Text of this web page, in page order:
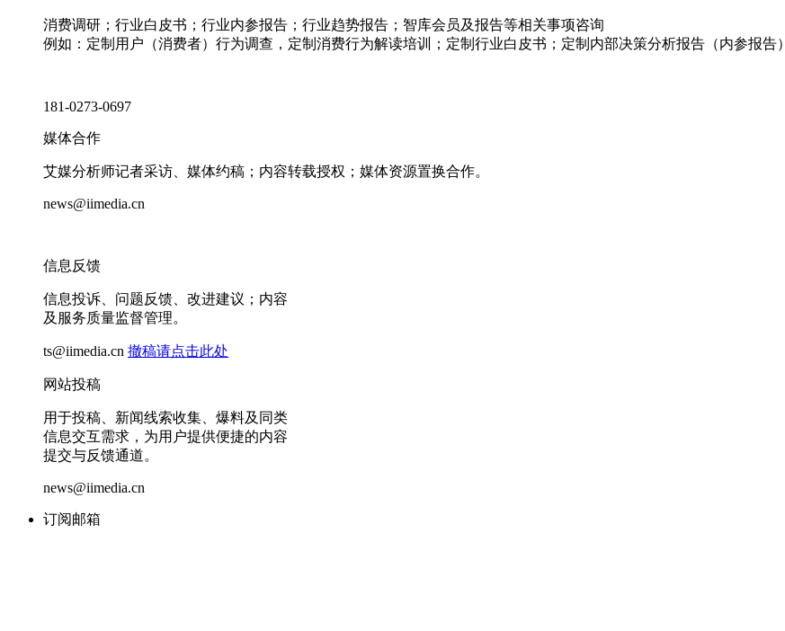
消费调研；行业白皮书；行业内参报告；行业趋势报告；智库会员及报告等相关事项咨询
例如：定制用户（消费者）行为调查，定制消费行为解读培训；定制行业白皮书；定制内部决策分析报告（内参报告）
181-0273-0697
媒体合作
艾媒分析师记者采访、媒体约稿；内容转载授权；媒体资源置换合作。
news@iimedia.cn
信息反馈
信息投诉、问题反馈、改进建议；内容
及服务质量监督管理。
ts@iimedia.cn 撤稿请点击此处
网站投稿
用于投稿、新闻线索收集、爆料及同类
信息交互需求，为用户提供便捷的内容
提交与反馈通道。
news@iimedia.cn
订阅邮箱